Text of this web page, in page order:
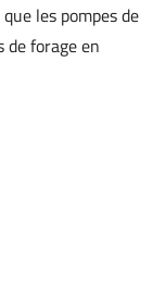
les pompes de
forage en